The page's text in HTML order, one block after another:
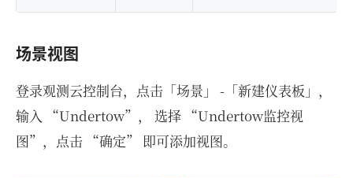
场景视图
登录观测云控制台，点击「场景」 -「新建仪表板」，
输入 “Undertow”， 选择 “Undertow监控视
图”，点击 “确定” 即可添加视图。